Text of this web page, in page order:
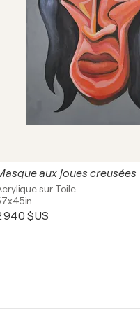
aux joues creusées
sur Toile
940 $US